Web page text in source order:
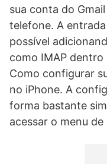
sua conta do
telefone. A
possível
como IMAP dentro
Como configurar
no iPhone. A
forma bastante
acessar o menu